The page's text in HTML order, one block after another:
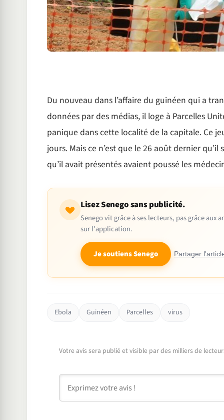
Du nouveau dans l’affaire du guinéen qui a
données par des médias, il loge à Parcelles
panique dans cette localité de la capitale. Ce
jours. Mais ce n’est que le 26 août dernier
qu’il avait présentés avaient poussé les
Lisez Senego sans publicité.
Senego vit grâce à ses lecteurs, pas grâce
sur l'application.
Je soutiens Senego Partager
Ebola Guinéen Parcelles virus
Votre avis sera publié et visible par des milliers de